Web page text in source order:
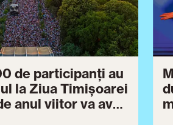
de participanți au
la Ziua Timișoarei
anul viitor va avea